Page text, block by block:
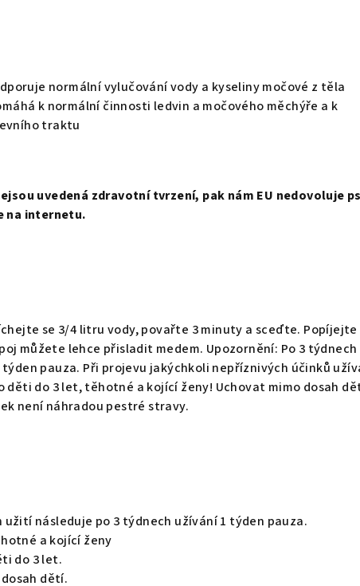
normální vylučování vody a kyseliny močové z těla
k normální činnosti ledvin a močového měchýře a k
traktu
uvedená zdravotní tvrzení, pak nám EU nedovoluje
na internetu.
se 3/4 litru vody, povařte 3 minuty a sceďte. Popíjejte
můžete lehce přisladit medem. Upozornění: Po 3 týdnech
pauza. Při projevu jakýchkoli nepříznivých účinků
děti do 3 let, těhotné a kojící ženy! Uchovat mimo dosah
není náhradou pestré stravy.
užití následuje po 3 týdnech užívání 1 týden pauza.
a kojící ženy
do 3 let.
dětí.